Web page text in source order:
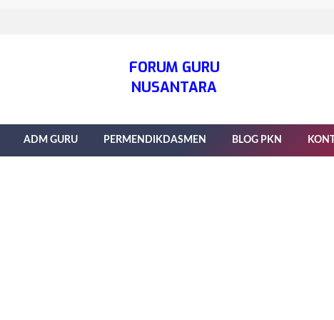
FORUM GURU
NUSANTARA
ADM GURU PERMENDIKDASMEN BLOG PKN